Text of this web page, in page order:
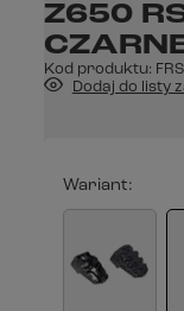
Z650
Kod produktu:
Dodaj do listy
Wariant